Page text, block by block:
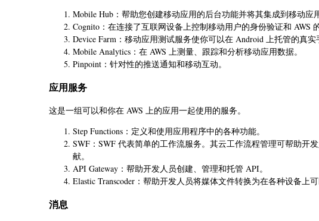
Mobile Hub：帮助您创建移动应用的后台功能并将其集成到移动应用
Cognito：在连接了互联网设备上控制移动用户的身份验证和 AWS
Device Farm：移动应用测试服务使你可以在 Android 上托管的真实
Mobile Analytics：在 AWS 上测量、跟踪和分析移动应用数据。
Pinpoint：针对性的推送通知和移动互动。
应用服务
这是一组可以和你在 AWS 上的应用一起使用的服务。
Step Functions：定义和使用应用程序中的各种功能。
SWF：SWF 代表简单的工作流服务。其云工作流程管理可帮助开
献。
API Gateway：帮助开发人员创建、管理和托管 API。
Elastic Transcoder：帮助开发人员将媒体文件转换为在各种设备上可
消息